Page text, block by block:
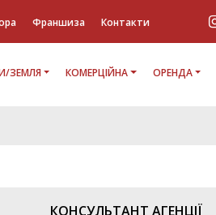
Франшиза Контакти
ЗЕМЛЯ КОМЕРЦІЙНА ОРЕНДА
КОНСУЛЬТАНТ АГЕНЦІЇ